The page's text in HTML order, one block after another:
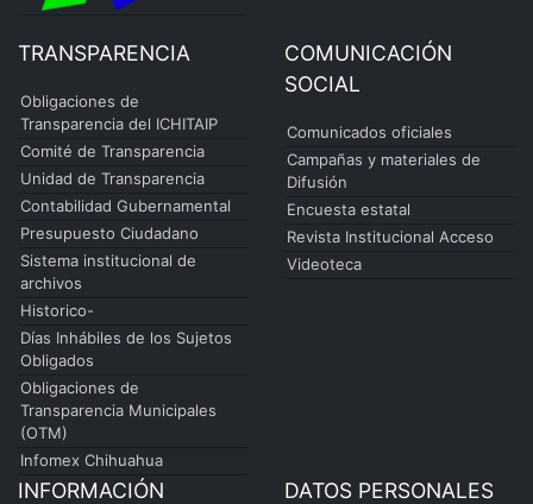
TRANSPARENCIA
Obligaciones de
Transparencia del ICHITAIP
Comité de Transparencia
Unidad de Transparencia
Contabilidad Gubernamental
Presupuesto Ciudadano
Sistema institucional de
archivos
Historico-
Días Inhábiles de los Sujetos
Obligados
Obligaciones de
Transparencia Municipales
(OTM)
Infomex Chihuahua
COMUNICACIÓN
SOCIAL
Comunicados oficiales
Campañas y materiales de
Difusión
Encuesta estatal
Revista Institucional Acceso
Videoteca
INFORMACIÓN DATOS PERSONALES